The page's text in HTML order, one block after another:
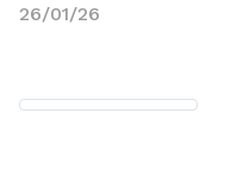
26/01/26